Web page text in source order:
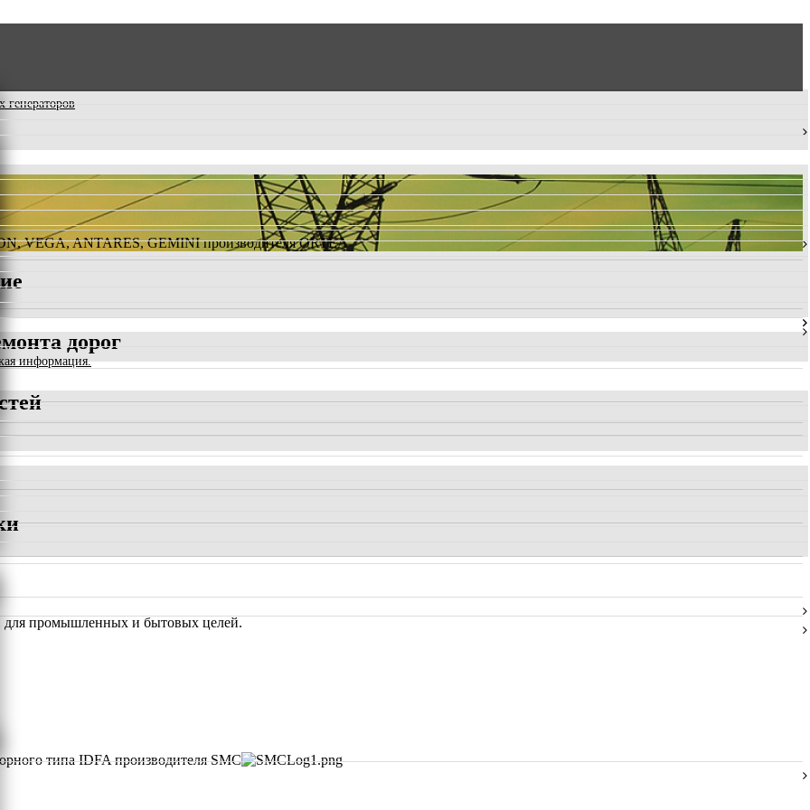
информация.
VEGA, ANTARES, GEMINI производителя ORTEA
дорог
для промышленных и бытовых целей.
типа IDFA производителя SMC